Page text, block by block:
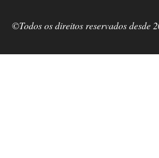
©Todos os direitos reservados desde